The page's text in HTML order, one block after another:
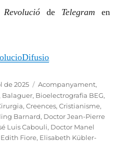
de Telegram en
de 2025 Categories
Acompanyament,
Balaguer, Bioelectrografia BEG,
,Creences,Cristianisme,
Barnard, Doctor Jean-Pierre
Luis Cabouli, Doctor Manel
Fiore, Elisabeth Kübler-